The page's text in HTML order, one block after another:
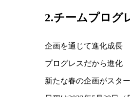
2.チームプログ
企画を通じて進化成長
プログレスだから進化
新たな春の企画がスタ